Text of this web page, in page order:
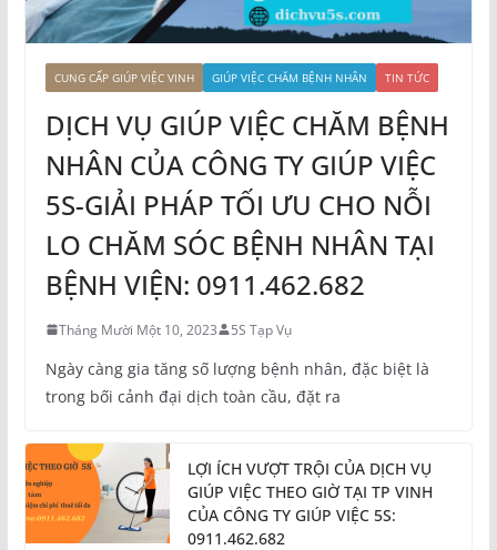
CUNG CẤP GIÚP VIỆC VINH GIÚP VIỆC CHĂM BỆNH NHÂN TIN TỨC
DỊCH VỤ GIÚP VIỆC CHĂM BỆNH
NHÂN CỦA CÔNG TY GIÚP VIỆC
5S-GIẢI PHÁP TỐI ƯU CHO NỖI
LO CHĂM SÓC BỆNH NHÂN TẠI
BỆNH VIỆN: 0911.462.682
Tháng Mười Một 10, 2023 5S Tạp Vụ
Ngày càng gia tăng số lượng bệnh nhân, đặc biệt là
trong bối cảnh đại dịch toàn cầu, đặt ra
LỢI ÍCH VƯỢT TRỘI CỦA DỊCH VỤ
GIÚP VIỆC THEO GIỜ TẠI TP VINH
CỦA CÔNG TY GIÚP VIỆC 5S:
0911.462.682